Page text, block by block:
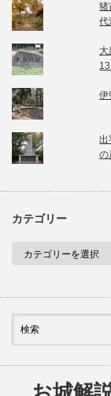
猪
代
13
伊
出
の
カテゴリー